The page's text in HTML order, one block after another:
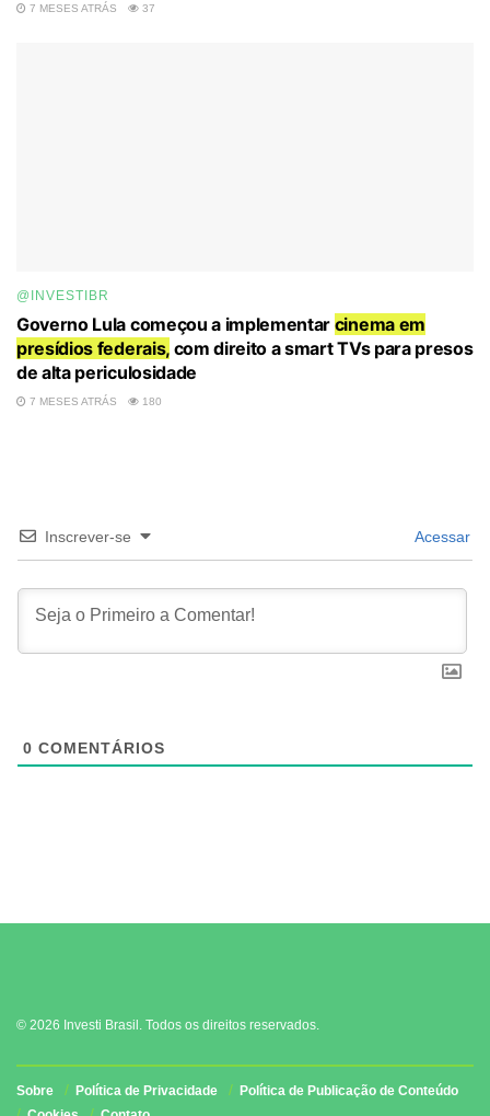
7 MESES ATRÁS 37
@INVESTIBR
Governo Lula começou a implementar cinema em
presídios federais,com direito a smart TVs para presos
de alta periculosidade
7 MESES ATRÁS 180
Inscrever-se Acessar
0 COMENTÁRIOS
© 2026 Investi Brasil. Todos os direitos reservados.
Sobre Política de Privacidade
Política de Publicação de Conteúdo